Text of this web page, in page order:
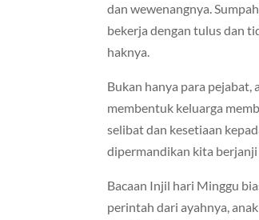
dan wewenangnya.
bekerja dengan tulus dan
haknya.
Bukan hanya para pejabat,
membentuk keluarga
selibat dan kesetiaan
dipermandikan kita
Bacaan Injil hari Minggu
perintah dari ayahnya,